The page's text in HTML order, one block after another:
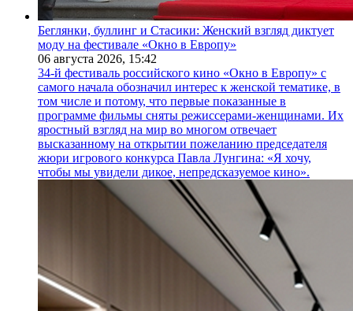
Беглянки, буллинг и Стасики: Женский взгляд диктует
моду на фестивале «Окно в Европу»
06 августа 2026, 15:42
34-й фестиваль российского кино «Окно в Европу» с
самого начала обозначил интерес к женской тематике, в
том числе и потому, что первые показанные в
программе фильмы сняты режиссерами-женщинами. Их
яростный взгляд на мир во многом отвечает
высказанному на открытии пожеланию председателя
жюри игрового конкурса Павла Лунгина: «Я хочу,
чтобы мы увидели дикое, непредсказуемое кино».